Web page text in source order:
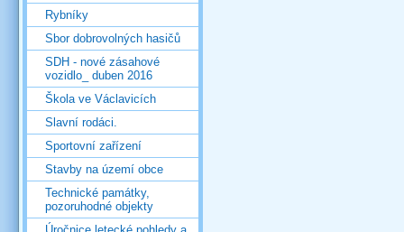
Rybníky
Sbor dobrovolných hasičů
SDH - nové zásahové
vozidlo_ duben 2016
Škola ve Václavicích
Slavní rodáci.
Sportovní zařízení
Stavby na území obce
Technické památky,
pozoruhodné objekty